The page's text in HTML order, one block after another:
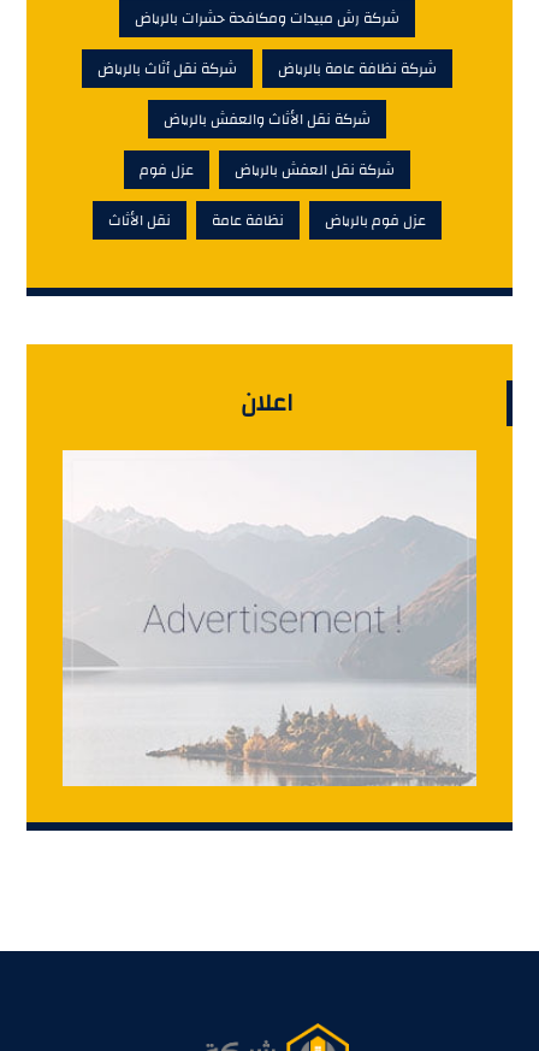
شركة رش مبيدات ومكافحة حشرات بالرياض
شركة نظافة عامة بالرياض
شركة نقل أثاث بالرياض
شركة نقل الأثاث والعفش بالرياض
شركة نقل العفش بالرياض
عزل فوم
عزل فوم بالرياض
نظافة عامة نقل الأثاث
اعلان